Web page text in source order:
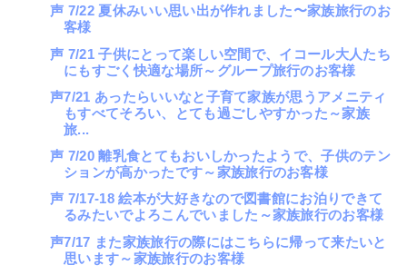
声 7/22 夏休みいい思い出が作れました〜家族旅行のお
客様
声 7/21 子供にとって楽しい空間で、イコール大人たち
にもすごく快適な場所～グループ旅行のお客様
声7/21 あったらいいなと子育て家族が思うアメニティ
もすべてそろい、とても過ごしやすかった～家族
旅...
声 7/20 離乳食とてもおいしかったようで、子供のテン
ションが高かったです～家族旅行のお客様
声 7/17-18 絵本が大好きなので図書館にお泊りできて
るみたいでよろこんでいました～家族旅行のお客様
声7/17 また家族旅行の際にはこちらに帰って来たいと
思います～家族旅行のお客様